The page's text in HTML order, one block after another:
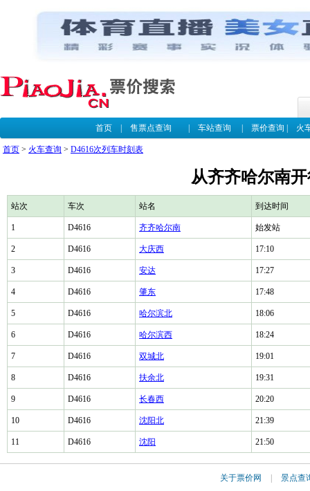
首页| 售票点查询 车站查询 票价查询 火
首页 > 火车查询 > D4616次列车时刻表
从齐齐哈尔南
站次 车次 站名 到达时间
1 D4616 齐齐哈尔南 始发站
2 D4616 大庆西 17:10
3 D4616 安达 17:27
4 D4616 肇东 17:48
5 D4616 哈尔滨北 18:06
6 D4616 哈尔滨西 18:24
7 D4616 双城北 19:01
8 D4616 扶余北 19:31
9 D4616 长春西 20:20
10 D4616 沈阳北 21:39
11 D4616 沈阳 21:50
关于票价网 景点查